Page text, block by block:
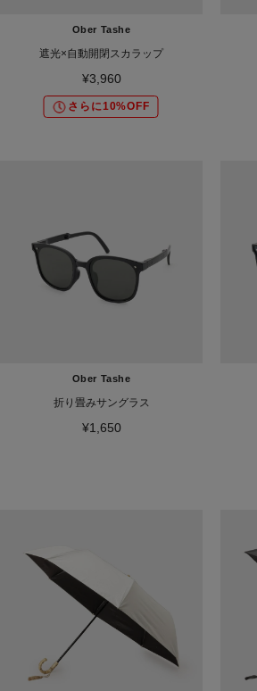
Ober Tashe
遮光×自動開閉スカラップ
¥3,960
さらに10%OFF
Ober Tashe
折り畳みサングラス
¥1,650